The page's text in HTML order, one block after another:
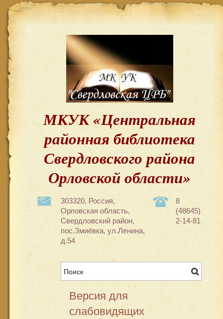
МКУК «Центральная
районная библиотека
Свердловского района
Орловской области»
303320, Россия,
Орловская область,
Свердловский район,
пос.Змиёвка, ул.Ленина,
д.54
8
(48645)
2-14-81
Версия для
слабовидящих